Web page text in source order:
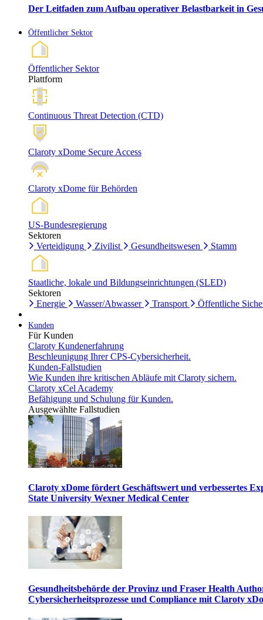
Der Leitfaden zum Aufbau operativer Belastbarkeit in
Öffentlicher Sektor
Öffentlicher Sektor
Plattform
Continuous Threat Detection (CTD)
Claroty xDome Secure Access
Claroty xDome für Behörden
US-Bundesregierung
Sektoren
Verteidigung
Zivilist Gesundheitswesen Stamm
Staatliche, lokale und Bildungseinrichtungen (SLED)
Sektoren
Energie
Wasser/Abwasser Transport Öffentliche
Kunden
Für Kunden
Claroty Kundenerfahrung
Beschleunigung Ihrer CPS-Cybersicherheit.
Kunden-Fallstudien
Wie Kunden ihre kritischen Abläufe mit Claroty sichern.
Claroty xCel Academy
Befähigung und Schulung für Kunden.
Ausgewählte Fallstudien
Claroty xDome fördert Geschäftswert und verbessertes
State University Wexner Medical Center
Gesundheitsbehörde der Provinz und Fraser Health
Cybersicherheitsprozesse und Compliance mit Claroty